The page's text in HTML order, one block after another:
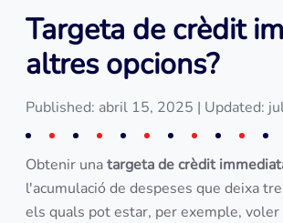
Targeta de crèdit
altres opcions?
Published: abril 15, 2025 | Updated:
Obtenir unatargeta de crèdit
l'acumulació de despeses que deixa
els quals pot estar, per exemple,